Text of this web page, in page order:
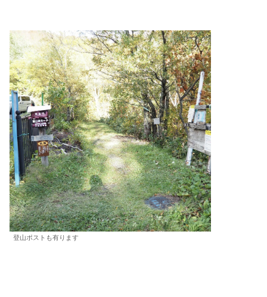
登山ポストも有ります